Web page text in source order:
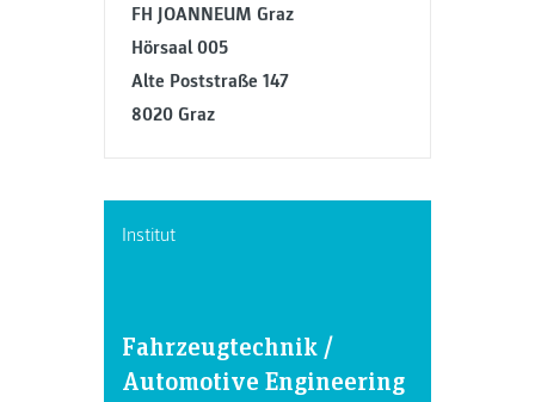
FH JOANNEUM Graz
Hörsaal 005
Alte Poststraße 147
8020 Graz
Institut
Fahrzeugtechnik /
Automotive Engineering